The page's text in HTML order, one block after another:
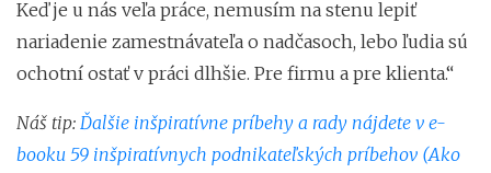
Keď je u nás veľa práce, nemusím na stenu lepiť
nariadenie zamestnávateľa o nadčasoch, lebo ľudia sú
ochotní ostať v práci dlhšie. Pre firmu a pre klienta.“
Náš tip: Ďalšie inšpiratívne príbehy a rady nájdete v e-
booku 59 inšpiratívnych podnikateľských príbehov (Ako